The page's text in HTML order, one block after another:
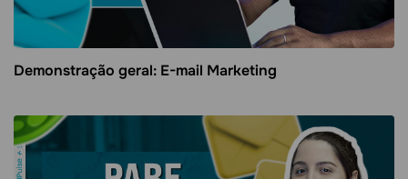
Demonstração geral: E-mail Marketing